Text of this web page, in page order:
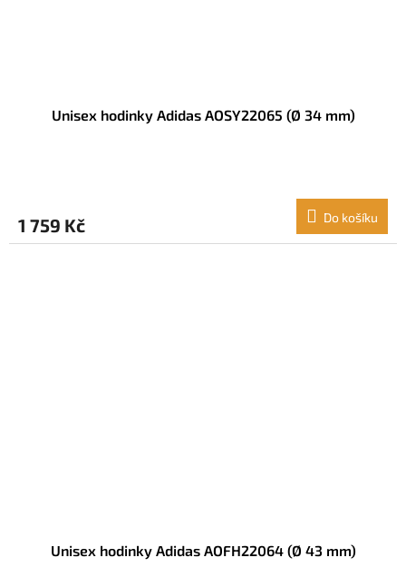
Unisex hodinky Adidas AOSY22065 (Ø 34 mm)
1 759 Kč Do košíku
Unisex hodinky Adidas AOFH22064 (Ø 43 mm)